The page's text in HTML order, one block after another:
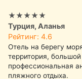
★★★★★
Турция, Аланья
Рейтинг: 4.6
Отель на берегу
территория,
профессиональная
пляжного отдыха.